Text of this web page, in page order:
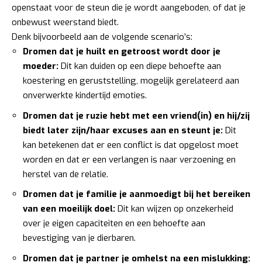
openstaat voor de steun die je wordt aangeboden, of dat je
onbewust weerstand biedt.
Denk bijvoorbeeld aan de volgende scenario’s:
Dromen dat je huilt en getroost wordt door je
moeder: Dit kan duiden op een diepe behoefte aan
koestering en geruststelling, mogelijk gerelateerd aan
onverwerkte kindertijd emoties.
Dromen dat je ruzie hebt met een vriend(in) en hij/zij
biedt later zijn/haar excuses aan en steunt je: Dit
kan betekenen dat er een conflict is dat opgelost moet
worden en dat er een verlangen is naar verzoening en
herstel van de relatie.
Dromen dat je familie je aanmoedigt bij het bereiken
van een moeilijk doel: Dit kan wijzen op onzekerheid
over je eigen capaciteiten en een behoefte aan
bevestiging van je dierbaren.
Dromen dat je partner je omhelst na een mislukking: